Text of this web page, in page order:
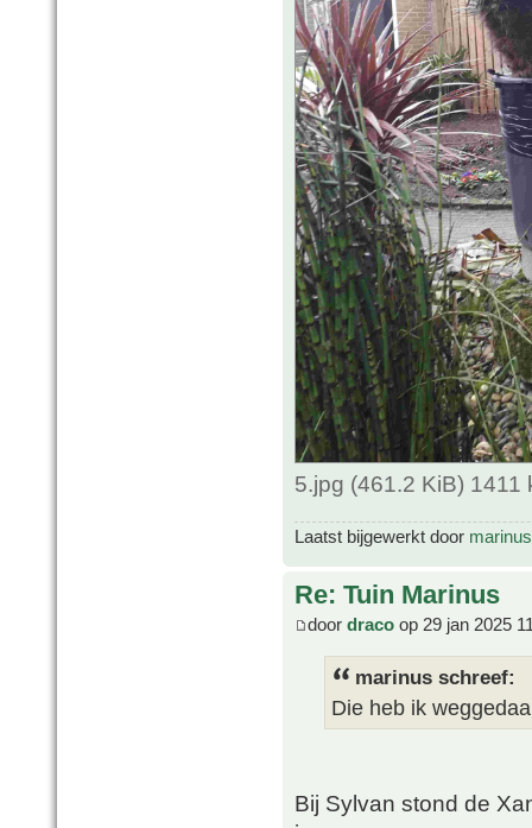
5.jpg (461.2 KiB) 1411
Laatst bijgewerkt door marinus
Re: Tuin Marinus
door draco op 29 jan 2025
marinus schreef:
Die heb ik
Bij Sylvan stond de